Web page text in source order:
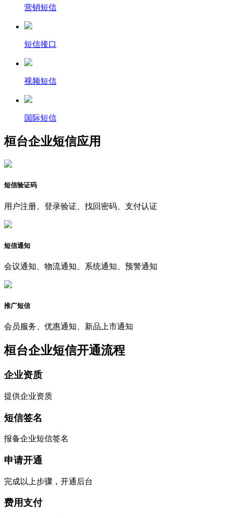
营销短信
短信接口
视频短信
国际短信
桓台企业短信应用
短信验证码
用户注册、登录验证、找回密码、支付认证
短信通知
会议通知、物流通知、系统通知、预警通知
推广短信
会员服务、优惠通知、新品上市通知
桓台企业短信开通流程
企业资质
提供企业资质
短信签名
报备企业短信签名
申请开通
完成以上步骤，开通后台
费用支付